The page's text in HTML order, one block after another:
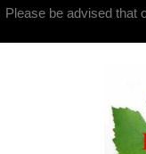
Please be advised that